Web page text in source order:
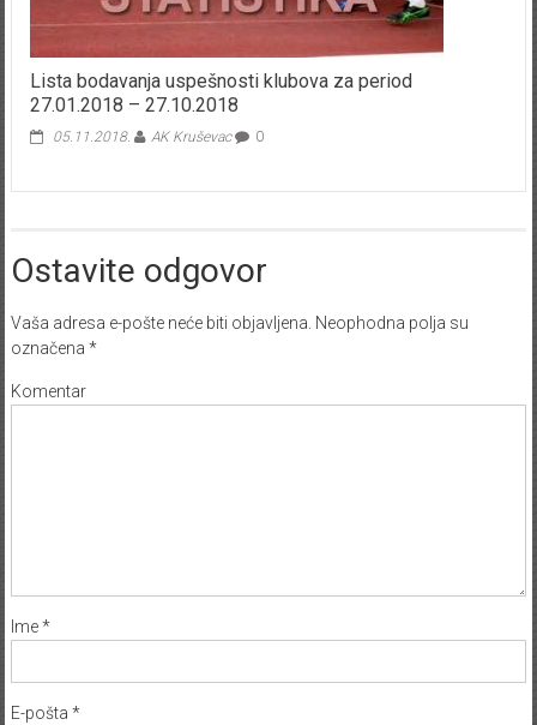
Lista bodavanja uspešnosti klubova za period
27.01.2018 – 27.10.2018
05.11.2018. AK Kruševac 0
Ostavite odgovor
Vaša adresa e-pošte neće biti objavljena. Neophodna polja su
označena *
Komentar
Ime*
E-pošta *